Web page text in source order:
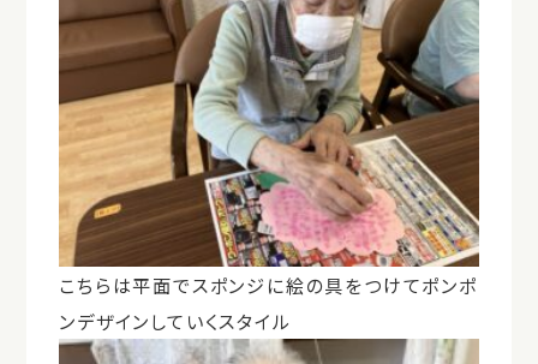
こちらは平面でスポンジに絵の具をつけてポンポ
ンデザインしていくスタイル